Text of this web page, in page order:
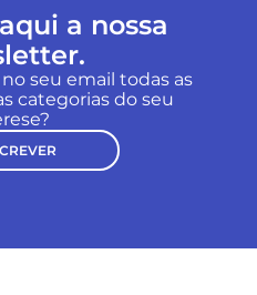
a nossa
seu email todas as
categorias do seu